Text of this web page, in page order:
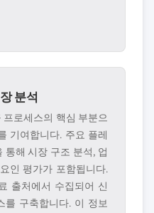
분석
로세스의 핵심 부분으
기여합니다. 주요 플레
통해 시장 구조 분석, 업
인 평가가 포함됩니다.
출처에서 수집되어 신
를 구축합니다. 이 정보